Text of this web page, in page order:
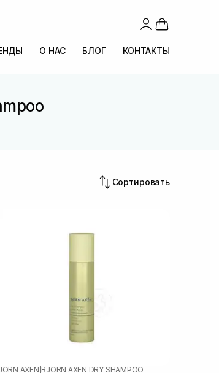
О НАС БЛОГ КОНТАКТЫ
Сортировать
AXEN BJORN AXEN DRY SHAMPOO